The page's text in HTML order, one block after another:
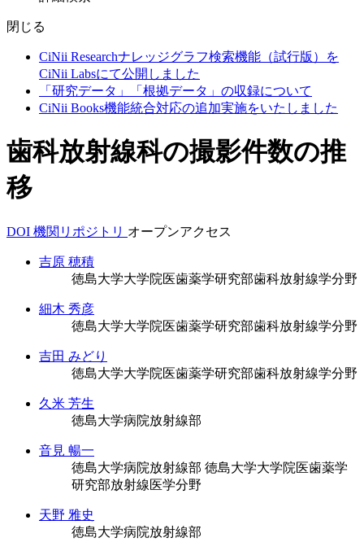
閉じる
CiNii Researchナレッジグラフ検索機能（試行版）を
CiNii Labsにて公開しました
「研究データ」「根拠データ」の収録について
CiNii Books機能統合対応の追加実施をいたしました
歯科放射線科の撮影件数の推
移
DOI 機関リポジトリ オープンアクセス
吉原 穂積
徳島大学大学院医歯薬学研究部歯科放射線学分野
細木 秀彦
徳島大学大学院医歯薬学研究部歯科放射線学分野
吉田 みどり
徳島大学大学院医歯薬学研究部歯科放射線学分野
久米 芳生
徳島大学病院放射線部
音見 暢一
徳島大学病院放射線部 徳島大学大学院医歯薬学
研究部放射線医学分野
天野 雅史
徳島大学病院放射線部